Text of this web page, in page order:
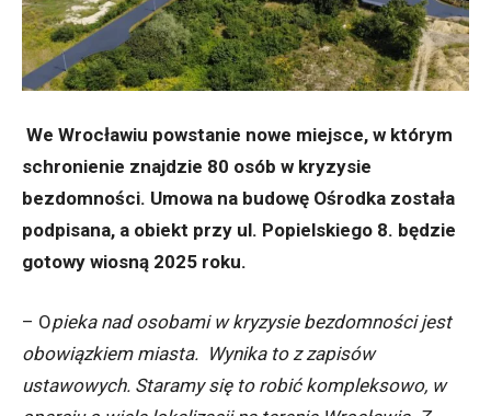
We Wrocławiu powstanie nowe miejsce, w którym
schronienie znajdzie 80 osób w kryzysie
bezdomności. Umowa na budowę Ośrodka została
podpisana, a obiekt przy ul. Popielskiego 8. będzie
gotowy wiosną 2025 roku.
– Opieka nad osobami w kryzysie bezdomności jest
obowiązkiem miasta. Wynika to z zapisów
ustawowych. Staramy się to robić kompleksowo, w